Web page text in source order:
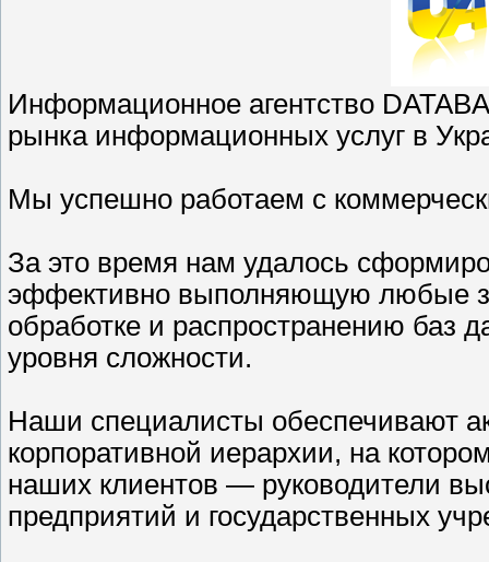
Информационное агентство
рынка информационных услуг в
Мы успешно работаем с
За это время нам удалось
эффективно выполняющую любые
обработке и распространению баз
уровня сложности.
Наши специалисты обеспечивают
корпоративной иерархии, на
наших клиентов — руководители
предприятий и государственных